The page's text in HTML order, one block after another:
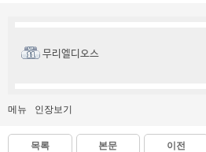
무리엘디오스
메뉴 인장보기
목록 본문 이전